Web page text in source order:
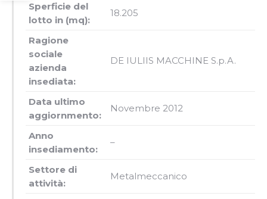
Sperficie del
lotto in (mq):
18.205
Ragione
sociale
azienda
insediata:
DE IULIIS MACCHINE S.p.A.
Data ultimo
aggiornmento:
Novembre 2012
Anno
insediamento:
–
Settore di
attività:
Metalmeccanico